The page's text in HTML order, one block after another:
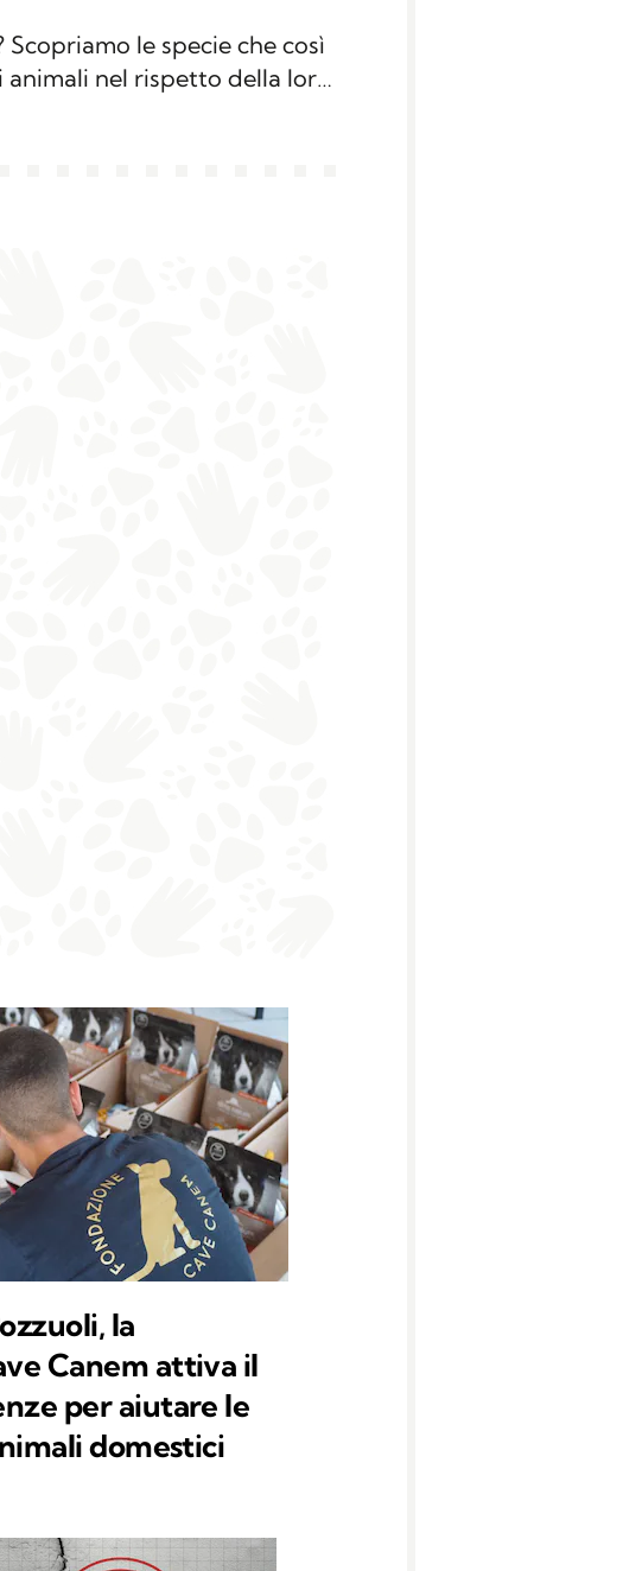
le specie che così
animali nel rispetto della loro
conigli e porcellini d’India:
la
Canem attiva il
per aiutare le
domestici